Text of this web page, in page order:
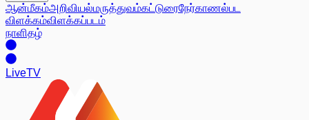
ஆன்மீகம்அறிவியல்மருத்துவம்கட்டுரைநேர்காணல்பட
விளக்கம்விளக்கப்படம்
நாளிதழ்
LiveTV